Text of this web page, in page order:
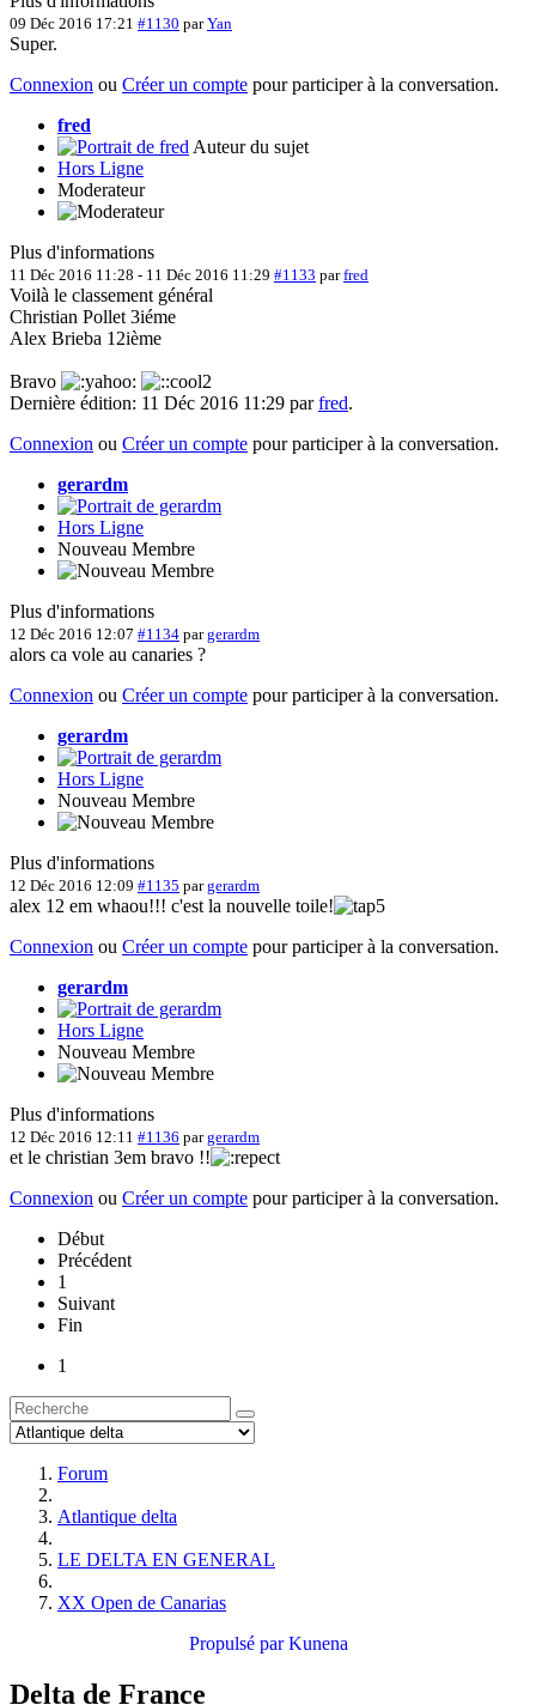
09 Déc 2016 17:21 #1130 parYan
Super.
Connexion ou Créer un compte pour participer à la conversation.
fred
Auteur du sujet
Hors Ligne
Moderateur
Plus d'informations
11 Déc 2016 11:28 - 11 Déc 2016 11:29 #1133 parfred
Voilà le classement général
Christian Pollet 3iéme
Alex Brieba 12ième
Bravo
Dernière édition: 11 Déc 2016 11:29 parfred.
Connexion ou Créer un compte pour participer à la conversation.
gerardm
Hors Ligne
Nouveau Membre
Plus d'informations
12 Déc 2016 12:07 #1134 pargerardm
alors ca vole au canaries ?
Connexion ou Créer un compte pour participer à la conversation.
gerardm
Hors Ligne
Nouveau Membre
Plus d'informations
12 Déc 2016 12:09 #1135 pargerardm
alex 12 em whaou!!! c'est la nouvelle toile!
Connexion ou Créer un compte pour participer à la conversation.
gerardm
Hors Ligne
Nouveau Membre
Plus d'informations
12 Déc 2016 12:11 #1136 pargerardm
et le christian 3em bravo !!
Connexion ou Créer un compte pour participer à la conversation.
Début
Précédent
1
Suivant
Fin
1
Forum
Atlantique delta
LE DELTA EN GENERAL
XX Open de Canarias
Propulsé parKunena
Delta de France